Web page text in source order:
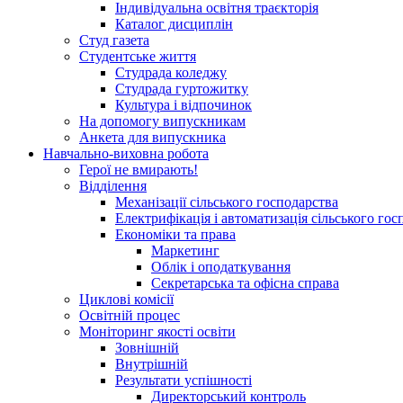
Індивідуальна освітня траєкторія
Каталог дисциплін
Студ газета
Студентське життя
Студрада коледжу
Студрада гуртожитку
Культура і відпочинок
На допомогу випускникам
Анкета для випускника
Навчально-виховна робота
Герої не вмирають!
Відділення
Механізації сільського господарства
Електрифікація і автоматизація сільського
Економіки та права
Маркетинг
Облік і оподаткування
Секретарська та офісна справа
Циклові комісії
Освітній процес
Моніторинг якості освіти
Зовнішній
Внутрішній
Результати успішності
Директорський контроль